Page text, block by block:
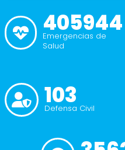
405944
Emergencias de
Salud
103
Defensa Civil